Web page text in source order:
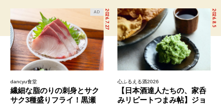
2026.7.27
AD
dancyu食堂
繊細な脂のりの刺身とサク
サク3種盛りフライ！黒瀬
2026.8.5
心ふるえる酒2026
【日本酒達人たちの、家呑
みリピートつまみ帖】ジョ